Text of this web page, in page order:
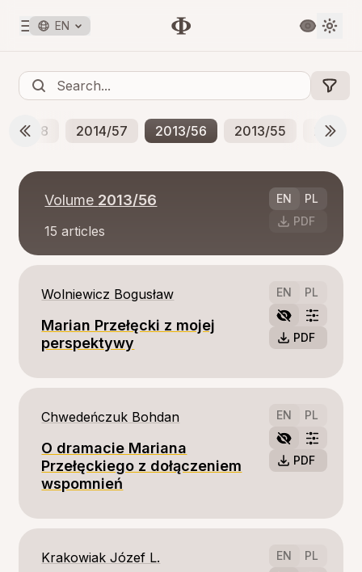
EN
58 2014/57 2013/56 2013/55 2012/
EN
PL
PDF
Volume 2013/56
15 articles
EN PL
PDF
Wolniewicz Bogusław
Marian Przełęcki z mojej
perspektywy
EN PL
PDF
Chwedeńczuk Bohdan
O dramacie Mariana
Przełęckiego z dołączeniem
wspomnień
EN PL
Krakowiak Józef L.